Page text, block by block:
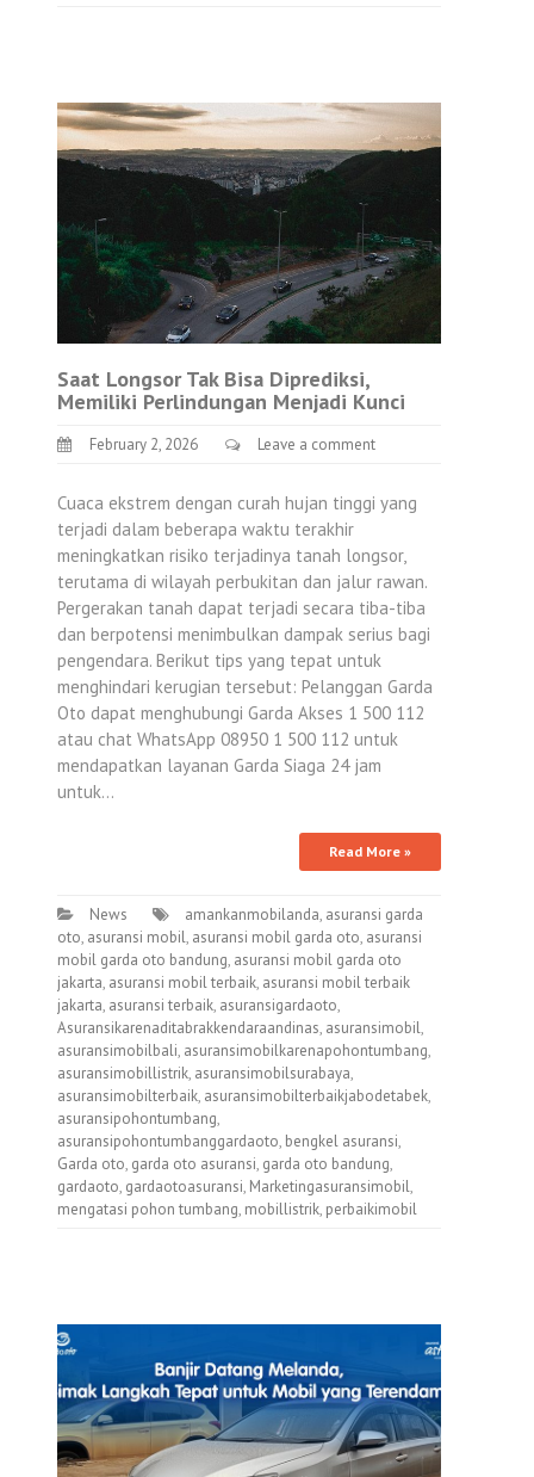
Saat Longsor Tak Bisa Diprediksi,
Memiliki Perlindungan Menjadi Kunci
February 2, 2026 Leave a comment
Cuaca ekstrem dengan curah hujan tinggi yang
terjadi dalam beberapa waktu terakhir
meningkatkan risiko terjadinya tanah longsor,
terutama di wilayah perbukitan dan jalur rawan.
Pergerakan tanah dapat terjadi secara tiba-tiba
dan berpotensi menimbulkan dampak serius bagi
pengendara. Berikut tips yang tepat untuk
menghindari kerugian tersebut: Pelanggan Garda
Oto dapat menghubungi Garda Akses 1 500 112
atau chat WhatsApp 08950 1 500 112 untuk
mendapatkan layanan Garda Siaga 24 jam
untuk…
Read More »
News amankanmobilanda, asuransi garda
oto, asuransi mobil, asuransi mobil garda oto, asuransi
mobil garda oto bandung, asuransi mobil garda oto
jakarta, asuransi mobil terbaik, asuransi mobil terbaik
jakarta, asuransi terbaik, asuransigardaoto,
Asuransikarenaditabrakkendaraandinas, asuransimobil,
asuransimobilbali, asuransimobilkarenapohontumbang,
asuransimobillistrik, asuransimobilsurabaya,
asuransimobilterbaik, asuransimobilterbaikjabodetabek,
asuransipohontumbang,
asuransipohontumbanggardaoto, bengkel asuransi,
Garda oto, garda oto asuransi, garda oto bandung,
gardaoto, gardaotoasuransi, Marketingasuransimobil,
mengatasi pohon tumbang, mobillistrik, perbaikimobil